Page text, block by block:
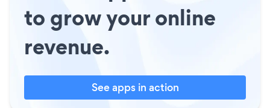
to grow your online
revenue.
See apps in action